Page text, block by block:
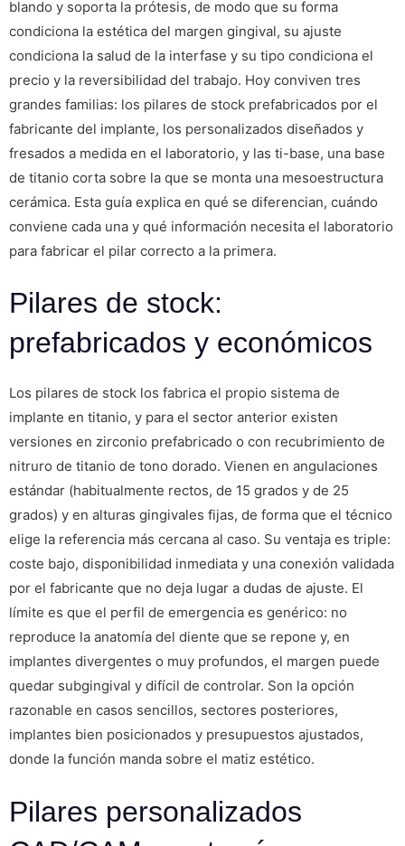
blando y soporta la prótesis, de modo que su forma
condiciona la estética del margen gingival, su ajuste
condiciona la salud de la interfase y su tipo condiciona el
precio y la reversibilidad del trabajo. Hoy conviven tres
grandes familias: los pilares de stock prefabricados por el
fabricante del implante, los personalizados diseñados y
fresados a medida en el laboratorio, y las ti-base, una base
de titanio corta sobre la que se monta una mesoestructura
cerámica. Esta guía explica en qué se diferencian, cuándo
conviene cada una y qué información necesita el laboratorio
para fabricar el pilar correcto a la primera.
Pilares de stock:
prefabricados y económicos
Los pilares de stock los fabrica el propio sistema de
implante en titanio, y para el sector anterior existen
versiones en zirconio prefabricado o con recubrimiento de
nitruro de titanio de tono dorado. Vienen en angulaciones
estándar (habitualmente rectos, de 15 grados y de 25
grados) y en alturas gingivales fijas, de forma que el técnico
elige la referencia más cercana al caso. Su ventaja es triple:
coste bajo, disponibilidad inmediata y una conexión validada
por el fabricante que no deja lugar a dudas de ajuste. El
límite es que el perfil de emergencia es genérico: no
reproduce la anatomía del diente que se repone y, en
implantes divergentes o muy profundos, el margen puede
quedar subgingival y difícil de controlar. Son la opción
razonable en casos sencillos, sectores posteriores,
implantes bien posicionados y presupuestos ajustados,
donde la función manda sobre el matiz estético.
Pilares personalizados